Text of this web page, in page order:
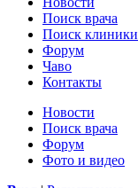
Поиск врача
Поиск клиники
Форум
Чаво
Контакты
Новости
Поиск врача
Форум
Фото и видео